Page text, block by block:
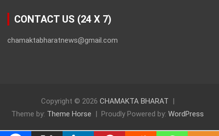
CONTACT US (24 X 7)
chamaktabharatnews@gmail.com
Copyright © 2026 CHAMAKTA BHARAT
Theme by: Theme Horse Proudly Powered by: WordPress